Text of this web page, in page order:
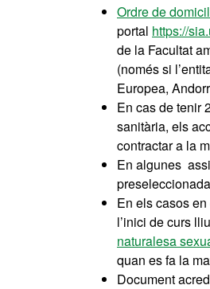
Ordre de
portal https://
de la Facultat
(només si
Europea,
En cas de tenir
sanitària, els
contractar a la
En algunes
En els casos
l’inici de curs
naturalesa
quan es fa la
Document